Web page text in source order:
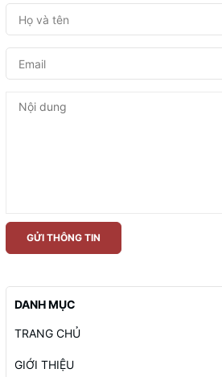
GỬI THÔNG TIN
DANH MỤC
TRANG CHỦ
GIỚI THIỆU